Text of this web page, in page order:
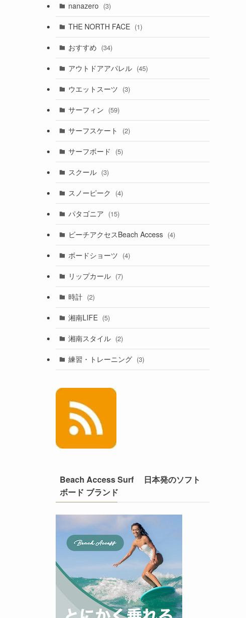
nanazero (3)
THE NORTH FACE (1)
おすすめ (34)
アウトドアアパレル (45)
ウエットスーツ (3)
サーフィン (59)
サーフスケート (2)
サーフボード (5)
スクール (3)
スノーピーク (4)
パタゴニア (15)
ビーチアクセスBeach Access (4)
ボードショーツ (4)
リップカール (7)
時計 (2)
湘南LIFE (5)
湘南スタイル (2)
練習・トレーニング (3)
Beach Access Surf 日本発のソフト
ボード ブランド